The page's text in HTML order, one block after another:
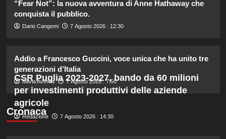
2
sogno con le amiche prima del
matrimonio con Damiano David.
3
Lorella Cuccarini compie 61 anni:
celebrazione in famiglia da mamma
“Fear Not”: la nuova avventura di Anne Hathaway che
conquista il pubblico.
Dario Cangemi 7 Agosto 2026 : 12:30
Addio a Francesco Guccini, voce unica che ha unito tre
generazioni d’Italia
Milvia Averna 7 Agosto 2026 : 7:50
Cronaca
CSR Puglia 2023-2027, bando da 60 milioni
per investimenti produttivi delle aziende
agricole
Redazione 7 Agosto 2026 : 14:30